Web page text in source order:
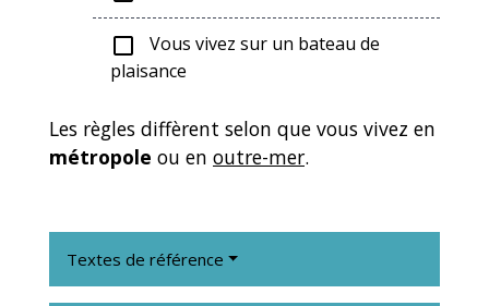
check_box_outline_blank
Vous vivez sur un bateau de
plaisance
Les règles diffèrent selon que vous vivez en
métropole ou en outre-mer.
Textes de référence